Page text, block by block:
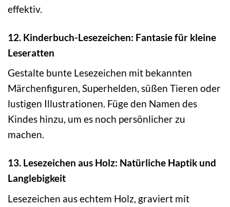
effektiv.
12. Kinderbuch-Lesezeichen: Fantasie für kleine
Leseratten
Gestalte bunte Lesezeichen mit bekannten
Märchenfiguren, Superhelden, süßen Tieren oder
lustigen Illustrationen. Füge den Namen des
Kindes hinzu, um es noch persönlicher zu
machen.
13. Lesezeichen aus Holz: Natürliche Haptik und
Langlebigkeit
Lesezeichen aus echtem Holz, graviert mit